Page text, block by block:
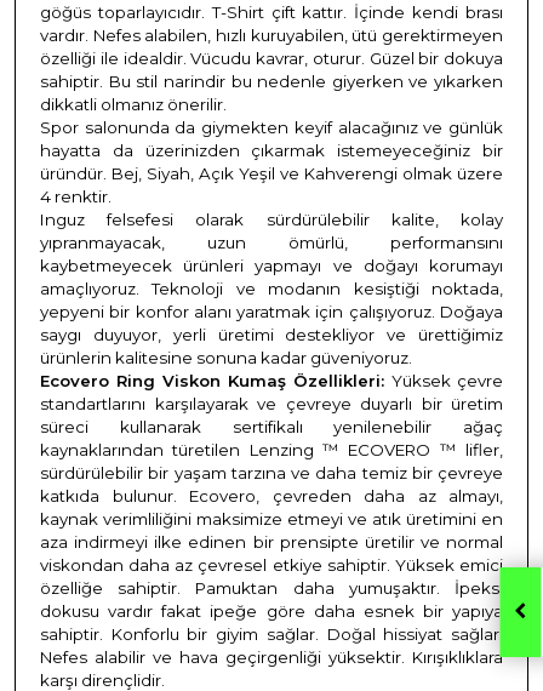
göğüs toparlayıcıdır. T-Shirt çift kattır. İçinde kendi brası
vardır. Nefes alabilen, hızlı kuruyabilen, ütü gerektirmeyen
özelliği ile idealdir. Vücudu kavrar, oturur. Güzel bir dokuya
sahiptir. Bu stil narindir bu nedenle giyerken ve yıkarken
dikkatli olmanız önerilir.
Spor salonunda da giymekten keyif alacağınız ve günlük
hayatta da üzerinizden çıkarmak istemeyeceğiniz bir
üründür. Bej, Siyah, Açık Yeşil ve Kahverengi olmak üzere
4 renktir.
Inguz felsefesi olarak sürdürülebilir kalite, kolay
yıpranmayacak, uzun ömürlü, performansını
kaybetmeyecek ürünleri yapmayı ve doğayı korumayı
amaçlıyoruz. Teknoloji ve modanın kesiştiği noktada,
yepyeni bir konfor alanı yaratmak için çalışıyoruz. Doğaya
saygı duyuyor, yerli üretimi destekliyor ve ürettiğimiz
ürünlerin kalitesine sonuna kadar güveniyoruz.
Ecovero Ring Viskon Kumaş Özellikleri: Yüksek çevre
standartlarını karşılayarak ve çevreye duyarlı bir üretim
süreci kullanarak sertifikalı yenilenebilir ağaç
kaynaklarından türetilen Lenzing ™ ECOVERO ™ lifler,
sürdürülebilir bir yaşam tarzına ve daha temiz bir çevreye
katkıda bulunur. Ecovero, çevreden daha az almayı,
kaynak verimliliğini maksimize etmeyi ve atık üretimini en
aza indirmeyi ilke edinen bir prensipte üretilir ve normal
viskondan daha az çevresel etkiye sahiptir. Yüksek emici
özelliğe sahiptir. Pamuktan daha yumuşaktır. İpeksi
dokusu vardır fakat ipeğe göre daha esnek bir yapıya
sahiptir. Konforlu bir giyim sağlar. Doğal hissiyat sağlar.
Nefes alabilir ve hava geçirgenliği yüksektir. Kırışıklıklara
karşı dirençlidir.